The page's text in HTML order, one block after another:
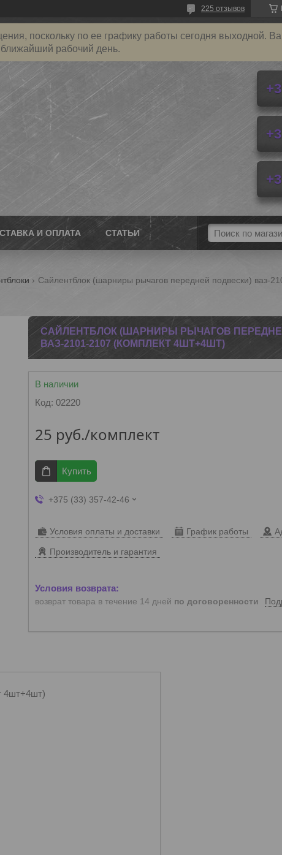
225 отзывов
поскольку по ее графику работы сегодня выходной.
рабочий день.
И ОПЛАТА СТАТЬИ
САЙЛЕНТБЛОК (ШАРНИРЫ РЫЧАГОВ
ВАЗ-2101-2107 (КОМПЛЕКТ 4ШТ+4ШТ)
В наличии
Код: 02220
25 руб./комплект
Купить
+375 (33) 357-42-46
Условия оплаты и доставки График работы
Производитель и гарантия
возврат товара в течение 14 дней по договоренности
4шт+4шт)